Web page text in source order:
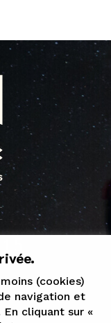
(cookies)
navigation et
cliquant sur «